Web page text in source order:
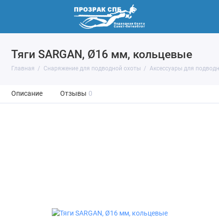
Тяги SARGAN, Ø16 мм, кольцевые
Главная Снаряжение для подводной охоты Аксессуары для
Описание Отзывы 0